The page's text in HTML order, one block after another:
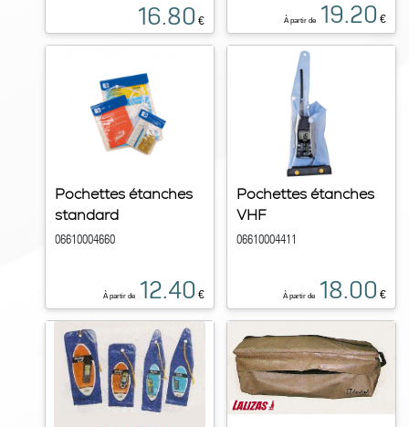
16.80 € À partir de 19.20 €
Pochettes étanches
standard
06610004660
À partir de 12.40 €
Pochettes étanches
VHF
06610004411
À partir de 18.00 €